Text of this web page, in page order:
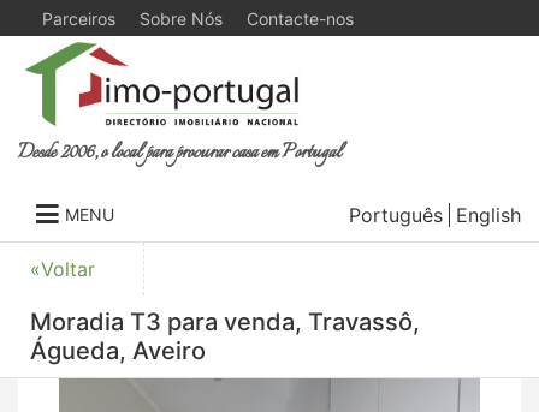
Parceiros Sobre Nós Contacte-nos
Desde 2006, o local para procurar casa em Portugal
MENU Português English
«Voltar
Moradia T3 para venda, Travassô,
Águeda, Aveiro